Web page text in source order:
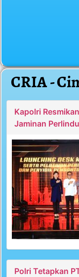
CRIA -
Kapolri
Jaminan
Polri Tetapkan